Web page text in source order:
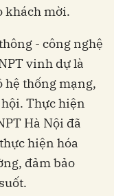
khách mời.
- công nghệ
vinh dự là
hệ thống mạng,
Thực hiện
Hà Nội đã
hiện hóa
đảm bảo